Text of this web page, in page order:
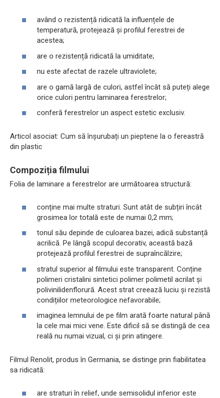
având o rezistență ridicată la influențele de
temperatură, protejează și profilul ferestrei de
acestea;
are o rezistență ridicată la umiditate;
nu este afectat de razele ultraviolete;
are o gamă largă de culori, astfel încât să puteți alege
orice culori pentru laminarea ferestrelor;
conferă ferestrelor un aspect estetic exclusiv.
Articol asociat: Cum să înșurubați un pieptene la o fereastră
din plastic
Compoziția filmului
Folia de laminare a ferestrelor are următoarea structură:
conține mai multe straturi. Sunt atât de subțiri încât
grosimea lor totală este de numai 0,2 mm;
tonul său depinde de culoarea bazei, adică substanță
acrilică. Pe lângă scopul decorativ, această bază
protejează profilul ferestrei de supraîncălzire;
stratul superior al filmului este transparent. Conține
polimeri cristalini sintetici polimer polimetil acrilat și
polivinilidenflorură. Acest strat creează luciu și rezistă
condițiilor meteorologice nefavorabile;
imaginea lemnului de pe film arată foarte natural până
la cele mai mici vene. Este dificil să se distingă de cea
reală nu numai vizual, ci și prin atingere.
Filmul Renolit, produs în Germania, se distinge prin fiabilitatea
sa ridicată:
are straturi în relief, unde semisolidul inferior este